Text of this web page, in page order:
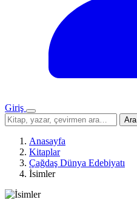
Giriş
Menü
Sitede
ara
Ara
Anasayfa
Kitaplar
Çağdaş Dünya Edebiyatı
İsimler